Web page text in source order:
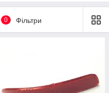
0 Фільтри